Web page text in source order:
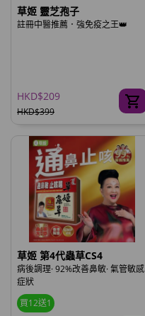
草姬 靈芝孢子
註冊中醫推薦．強免疫之王👑
HKD$209
HKD$399
草姬 第4代蟲草CS4
病後調理· 92%改善鼻敏· 氣管敏感
症狀
買12送1